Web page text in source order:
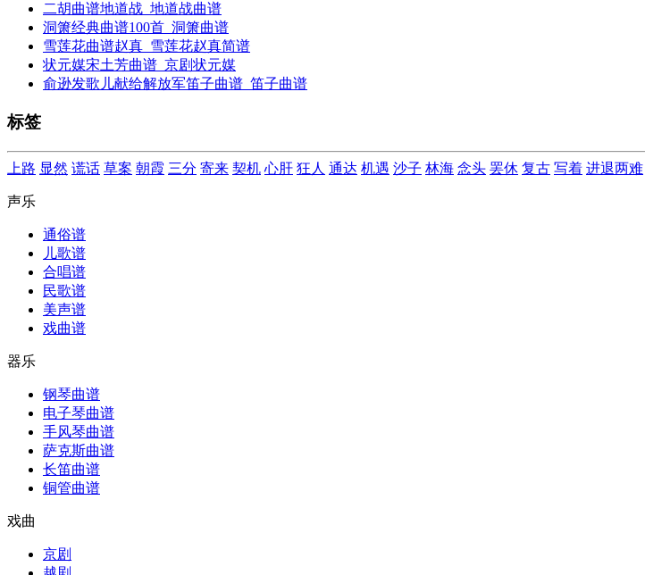
二胡曲谱地道战_地道战曲谱
洞箫经典曲谱100首_洞箫曲谱
雪莲花曲谱赵真_雪莲花赵真简谱
状元媒宋土芳曲谱_京剧状元媒
俞逊发歌儿献给解放军笛子曲谱_笛子曲谱
标签
上路 显然 谎话 草案 朝霞 三分 寄来 契机 心肝 狂人 通达 机遇 沙子 林海 念头 罢休 复古 写着 进退两难
声乐
通俗谱
儿歌谱
合唱谱
民歌谱
美声谱
戏曲谱
器乐
钢琴曲谱
电子琴曲谱
手风琴曲谱
萨克斯曲谱
长笛曲谱
铜管曲谱
戏曲
京剧